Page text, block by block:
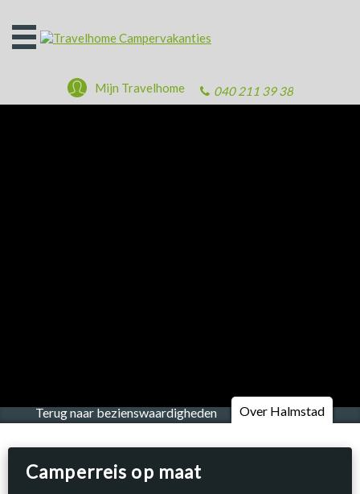
Open
het
040 211 39 38
Mijn Travelhome
Terug naar bezienswaardigheden Over Halmstad
Camperreis op maat